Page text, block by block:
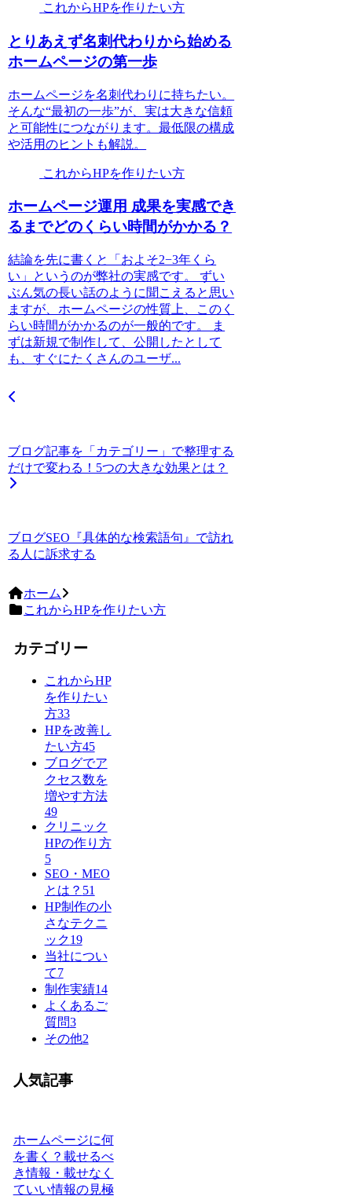
これからHPを作りたい方
とりあえず名刺代わりから始める
ホームページの第一歩
ホームページを名刺代わりに持ちたい。
そんな“最初の一歩”が、実は大きな信頼
と可能性につながります。最低限の構成
や活用のヒントも解説。
これからHPを作りたい方
ホームページ運用 成果を実感でき
るまでどのくらい時間がかかる？
結論を先に書くと「およそ2−3年くら
い」というのが弊社の実感です。 ずい
ぶん気の長い話のように聞こえると思い
ますが、ホームページの性質上、このく
らい時間がかかるのが一般的です。 ま
ずは新規で制作して、公開したとして
も、すぐにたくさんのユーザ...
ブログ記事を「カテゴリー」で整理する
だけで変わる！5つの大きな効果とは？
ブログSEO『具体的な検索語句』で訪れ
る人に訴求する
ホーム
これからHPを作りたい方
カテゴリー
これからHP
を作りたい
方33
HPを改善し
たい方45
ブログでア
クセス数を
増やす方法
49
クリニック
HPの作り方
5
SEO・MEO
とは？ 51
HP制作の小
さなテクニ
ック19
当社につい
て7
制作実績14
よくあるご
質問3
その他2
人気記事
ホームページに何
を書く？載せるべ
き情報・載せなく
ていい情報の見極